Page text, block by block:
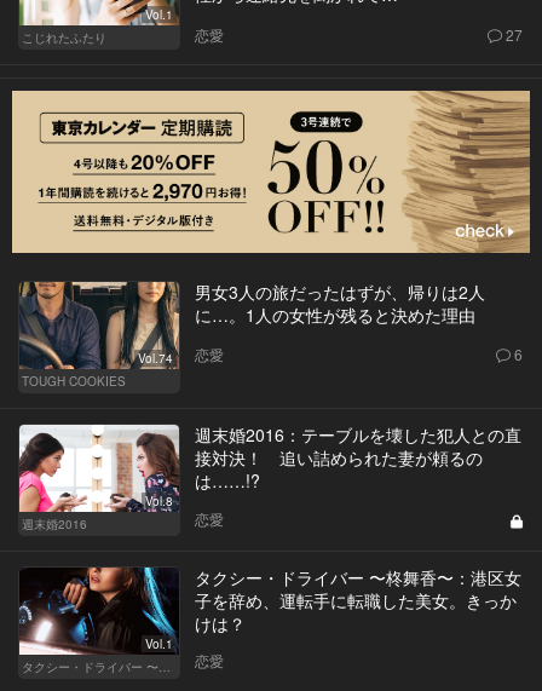
Vol.1
こじれたふたり
恋愛 27
Vol.74
TOUGH COOKIES
男女3人の旅だったはずが、帰りは2人
に…。1人の女性が残ると決めた理由
恋愛 6
Vol.8
週末婚2016
週末婚2016：テーブルを壊した犯人との直
接対決！ 追い詰められた妻が頼るの
は……!?
恋愛
Vol.1
タクシー・ドライバー 〜柊舞香〜
タクシー・ドライバー 〜柊舞香〜：港区女
子を辞め、運転手に転職した美女。きっか
けは？
恋愛